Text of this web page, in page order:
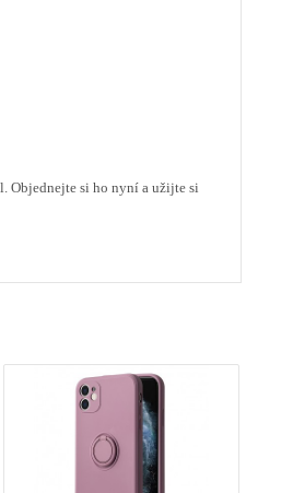
Objednejte si ho nyní a užijte si